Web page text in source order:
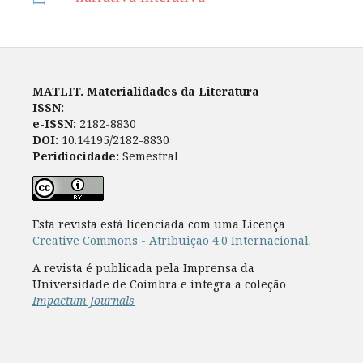
MATLIT. Materialidades da Literatura
ISSN: -
e-ISSN: 2182-8830
DOI: 10.14195/2182-8830
Peridiocidade: Semestral
Esta revista está licenciada com uma Licença
Creative Commons - Atribuição 4.0 Internacional.
A revista é publicada pela Imprensa da
Universidade de Coimbra e integra a coleção
Impactum Journals